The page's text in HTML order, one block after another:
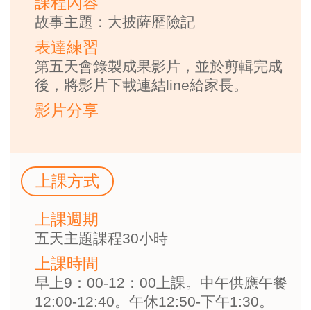
故事主題：大披薩歷險記
表達練習
第五天會錄製成果影片，並於剪輯完成
後，將影片下載連結line給家長。
影片分享
上課方式
上課週期
五天主題課程30小時
上課時間
早上9：00-12：00上課。中午供應午餐
12:00-12:40。午休12:50-下午1:30。